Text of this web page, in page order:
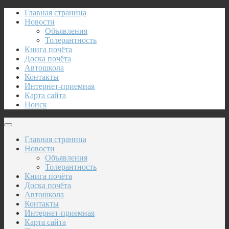
Главная страница
Новости
Объявления
Толерантность
Книга почёта
Доска почёта
Автошкола
Контакты
Интернет-приемная
Карта сайта
Поиск
Главная страница
Новости
Объявления
Толерантность
Книга почёта
Доска почёта
Автошкола
Контакты
Интернет-приемная
Карта сайта